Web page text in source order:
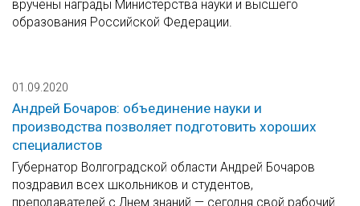
вручены награды Министерства науки и высшего
образования Российской Федерации.
01.09.2020
Андрей Бочаров: объединение науки и
производства позволяет подготовить хороших
специалистов
Губернатор Волгоградской области Андрей Бочаров
поздравил всех школьников и студентов,
преподавателей с Днем знаний — сегодня свой рабочий